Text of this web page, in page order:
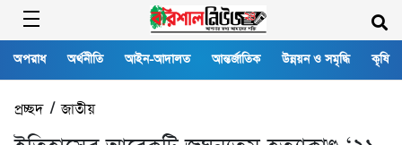
অপরাধ অর্থনীতি আইন-আদালত আন্তর্জাতিক উন্নয়ন ও সমৃদ্ধি কৃষি
প্রচ্ছদ/জাতীয়